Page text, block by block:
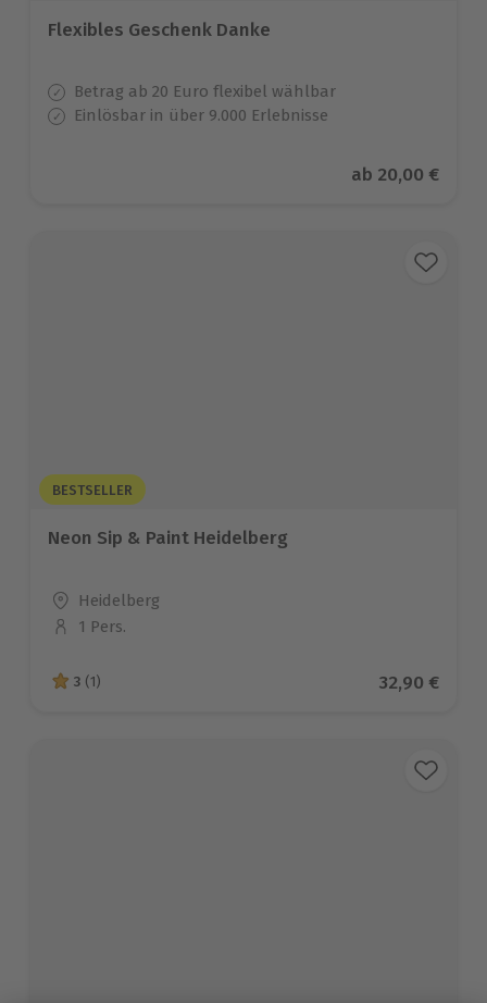
Flexibles Geschenk Danke
Betrag ab 20 Euro flexibel wählbar
Einlösbar in über 9.000 Erlebnisse
Aktueller Preis
ab 20,00 €
BESTSELLER
Neon Sip & Paint Heidelberg
Standort
Heidelberg
Anzahl der Teilnehmer
1 Pers.
3 von 5 Sternen basierend auf 1 Bewertungen
3 (1) Aktueller
32,90 €